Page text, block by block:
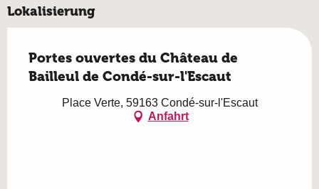
Lokalisierung
Portes ouvertes du Château de
Bailleul de Condé-sur-l'Escaut
Place Verte, 59163 Condé-sur-l'Escaut
Anfahrt